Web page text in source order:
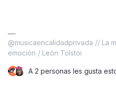
@musicaencalidadprivada // La
emoción / León Tolstoi
A 2 personas les gusta